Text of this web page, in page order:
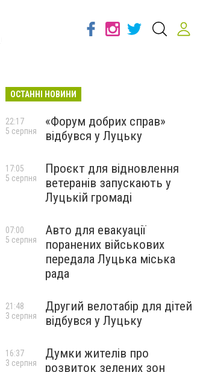
ОСТАННІ НОВИНИ
«Форум добрих справ»
відбувся у Луцьку
22:17
5 серпня
Проєкт для відновлення
ветеранів запускають у
Луцькій громаді
17:05
5 серпня
Авто для евакуації
поранених військових
передала Луцька міська
рада
07:00
5 серпня
Другий велотабір для дітей
відбувся у Луцьку
21:48
3 серпня
Думки жителів про
розвиток зелених зон
16:37
3 серпня